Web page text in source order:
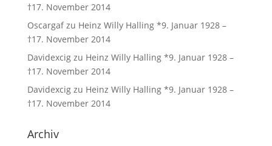
†17. November 2014
Oscargafzu Heinz Willy Halling *9. Januar 1928 –
†17. November 2014
Davidexcigzu Heinz Willy Halling *9. Januar 1928 –
†17. November 2014
Davidexcigzu Heinz Willy Halling *9. Januar 1928 –
†17. November 2014
Archiv